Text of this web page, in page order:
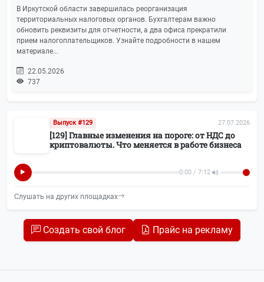
Лицензирование
В Иркутской области завершилась реорганизация
территориальных налоговых органов. Бухгалтерам важно
обновить реквизиты для отчетности, а два офиса прекратили
прием налогоплательщиков. Узнайте подробности в нашем
материале...
22.05.2026
737
Выпуск #129 27.07.2026
[129] Главные изменения на пороге: от НДС до
криптовалюты. Что меняется в работе бизнеса
0:00 / 7:12
Слушать на других площадках
Создать свой блог Прайс на рекламу